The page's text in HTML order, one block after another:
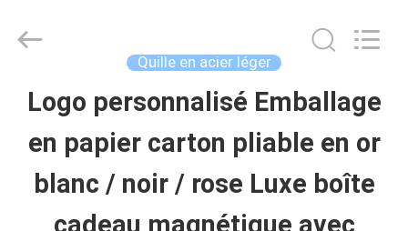
LA
MAISON
Machinery
Reserved.
Quille en acier léger
Logo personnalisé Emballage
en papier carton pliable en or
blanc / noir / rose Luxe boîte
cadeau magnétique avec